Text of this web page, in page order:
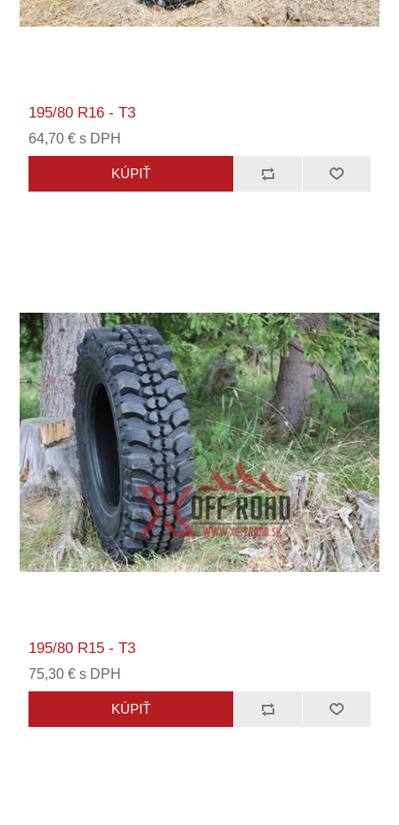
195/80 R16 - T3
64,70 € s DPH
195/80 R15 - T3
75,30 € s DPH